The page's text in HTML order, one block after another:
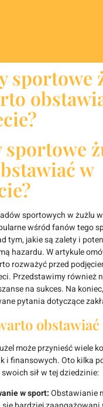
sportowe
sportowe
w
sportowych w żużlu
wśród fanów tego
tym, jakie są zalety i
hazardu. W artykule
rozważyć przed
Przedstawimy również
na sukces. Na
pytania dotyczące
obstawiać
może przynieść wiele
i finansowych. Oto kilka
sił w tej dziedzinie:
w sport:Obstawianie